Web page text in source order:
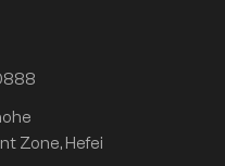
Zone, Hefei